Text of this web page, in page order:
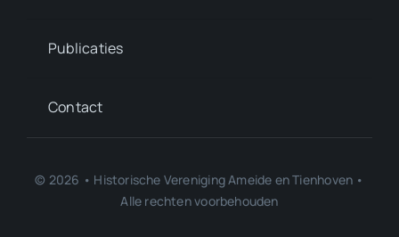
Publicaties
Contact
© 2026 • Historische Vereniging Ameide en Tienhoven •
Alle rechten voorbehouden